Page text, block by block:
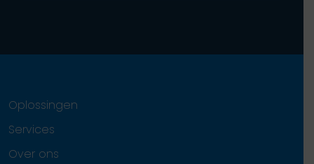
Oplossingen
Services
Over ons